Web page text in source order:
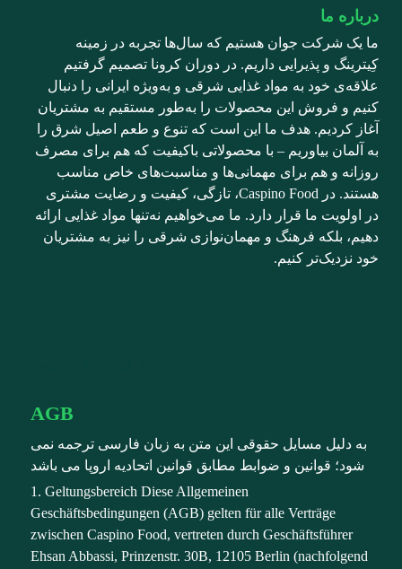
درباره ما
ما یک شرکت جوان هستیم که سال‌ها تجربه در زمینه
کِیترینگ و پذیرایی داریم. در دوران کرونا تصمیم گرفتیم
علاقه‌ی خود به مواد غذایی شرقی و به‌ویژه ایرانی را دنبال
کنیم و فروش این محصولات را به‌طور مستقیم به مشتریان
آغاز کردیم. هدف ما این است که تنوع و طعم اصیل شرق را
به آلمان بیاوریم – با محصولاتی باکیفیت که هم برای مصرف
روزانه و هم برای مهمانی‌ها و مناسبت‌های خاص مناسب
هستند. در Caspino Food، تازگی، کیفیت و رضایت مشتری
در اولویت ما قرار دارد. ما می‌خواهیم نه‌تنها مواد غذایی ارائه
دهیم، بلکه فرهنگ و مهمان‌نوازی شرقی را نیز به مشتریان
خود نزدیک‌تر کنیم.
AGB
به دلیل مسایل حقوقی این متن به زبان فارسی ترجمه نمی
شود؛ قوانین و ضوابط مطابق قوانین اتحادیه اروپا می باشد
1. Geltungsbereich Diese Allgemeinen
Geschäftsbedingungen (AGB) gelten für alle Verträge
zwischen Caspino Food, vertreten durch Geschäftsführer
Ehsan Abbassi, Prinzenstr. 30B, 12105 Berlin (nachfolgend